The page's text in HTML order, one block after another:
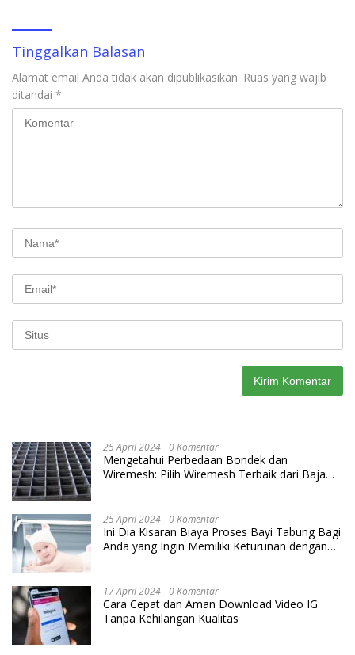
Tinggalkan Balasan
Alamat email Anda tidak akan dipublikasikan. Ruas yang wajib
ditandai *
25 April 2024 0 Komentar
Mengetahui Perbedaan Bondek dan
Wiremesh: Pilih Wiremesh Terbaik dari Baja
25 April 2024 0 Komentar
Ini Dia Kisaran Biaya Proses Bayi Tabung Bagi
Anda yang Ingin Memiliki Keturunan dengan
17 April 2024 0 Komentar
Cara Cepat dan Aman Download Video IG
Tanpa Kehilangan Kualitas